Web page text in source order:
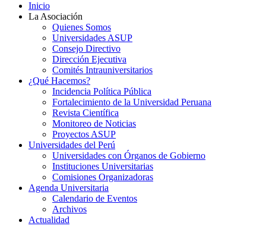
Inicio
La Asociación
Quienes Somos
Universidades ASUP
Consejo Directivo
Dirección Ejecutiva
Comités Intrauniversitarios
¿Qué Hacemos?
Incidencia Política Pública
Fortalecimiento de la Universidad Peruana
Revista Científica
Monitoreo de Noticias
Proyectos ASUP
Universidades del Perú
Universidades con Órganos de Gobierno
Instituciones Universitarias
Comisiones Organizadoras
Agenda Universitaria
Calendario de Eventos
Archivos
Actualidad